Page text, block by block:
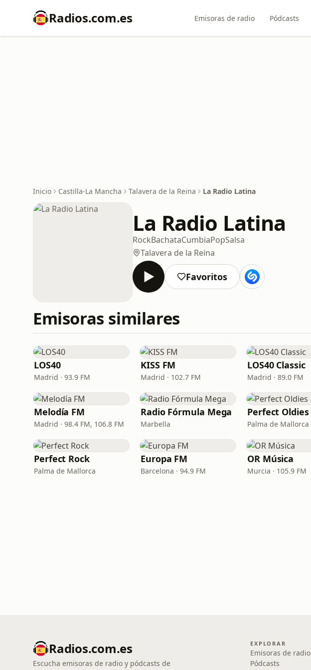
Radios.com.es Emisoras de radio Pódcasts
Inicio Castilla-La Mancha Talavera de la Reina La Radio Latina
La Radio Latina
RockBachataCumbiaPopSalsa
Talavera de la Reina
Favoritos
Emisoras similares
LOS40
Madrid · 93.9 FM
KISS FM
Madrid · 102.7 FM
LOS40 Classic
Madrid · 89.0 FM
Melodía FM
Madrid · 98.4 FM, 106.8 FM
Radio Fórmula Mega
Marbella
Perfect Oldies
Palma de Mallorca
Perfect Rock
Palma de Mallorca
Europa FM
Barcelona · 94.9 FM
OR Música
Murcia · 105.9 FM
Radios.com.es
Escucha emisoras de radio y pódcasts de
EXPLORAR
Emisoras de radio
Pódcasts